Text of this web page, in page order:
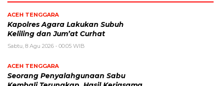
ACEH TENGGARA
Kapolres Agara Lakukan Subuh
Keliling dan Jum’at Curhat
Sabtu, 8 Agu 2026 - 00:05 WIB
ACEH TENGGARA
Seorang Penyalahgunaan Sabu